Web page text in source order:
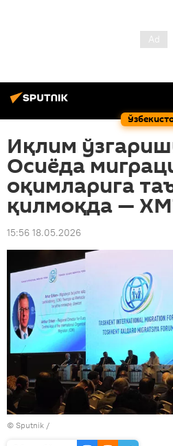
Иқлим
Осиёда
оқимларига
қилмоқда —
15:56 18.05.2026
© Sputnik /